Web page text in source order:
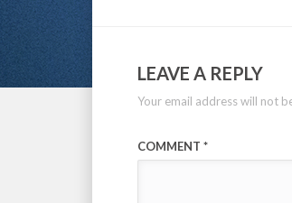
LEAVE A REPLY
Your email address will not
COMMENT *